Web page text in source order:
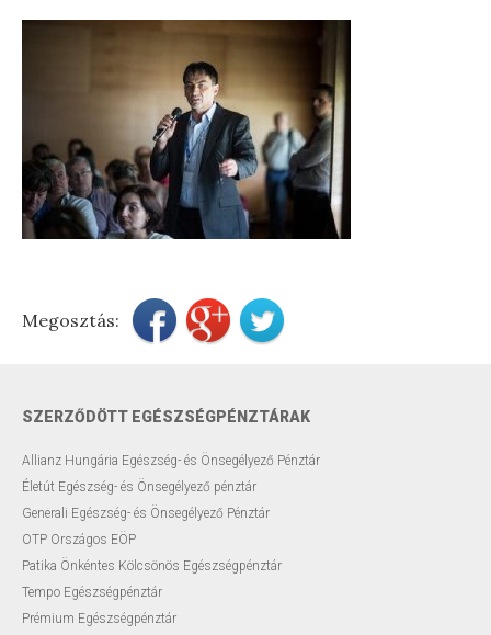
Testsúly optimalizálása
Menopauzális egészség
Modern ultrahang készülék
Távkonzultáció
Előadások
Rendelési díjak
Elérhetőségek
Megosztás:
SZERZŐDÖTT EGÉSZSÉGPÉNZTÁRAK
Allianz Hungária Egészség- és Önsegélyező Pénztár
Életút Egészség- és Önsegélyező pénztár
Generali Egészség- és Önsegélyező Pénztár
OTP Országos EÖP
Patika Önkéntes Kölcsönös Egészségpénztár
Tempo Egészségpénztár
Prémium Egészségpénztár